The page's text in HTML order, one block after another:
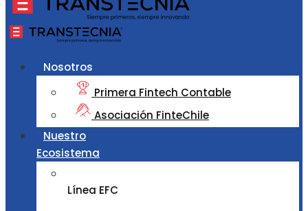
Nosotros
Primera Fintech Contable
Asociación FinteChile
Nuestro
Ecosistema
Línea EFC